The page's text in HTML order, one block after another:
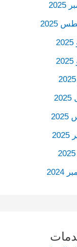
2025